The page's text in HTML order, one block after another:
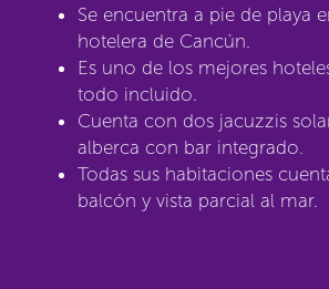
Se encuentra a pie de playa
hotelera de Cancún.
Es uno de los mejores
todo incluido.
Cuenta con dos jacuzzis
alberca con bar integrado.
Todas sus habitaciones
balcón y vista parcial al mar.